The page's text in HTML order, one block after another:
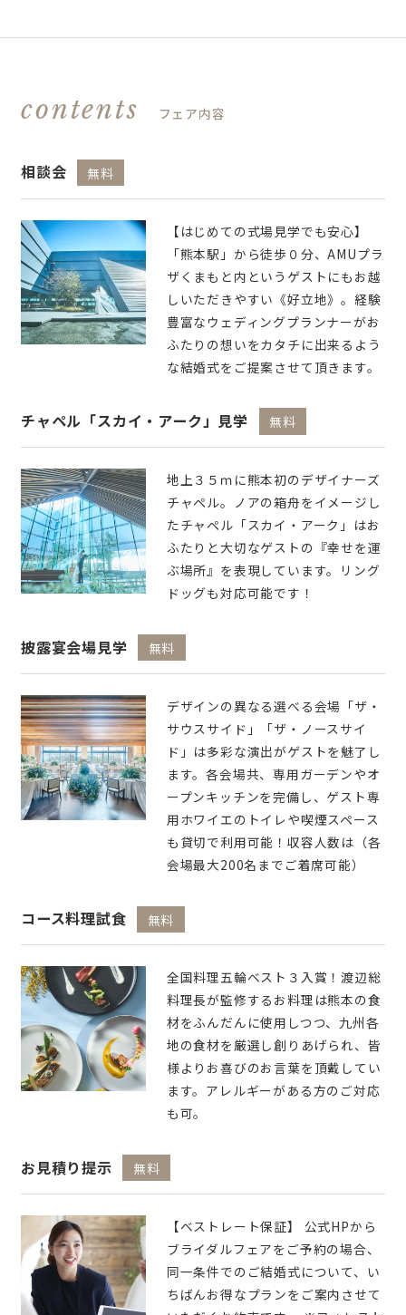
contents フェア内容
相談会 無料
【はじめての式場見学でも安心】
「熊本駅」から徒歩０分、AMUプラ
ザくまもと内というゲストにもお越
しいただきやすい《好立地》。経験
豊富なウェディングプランナーがお
ふたりの想いをカタチに出来るよう
な結婚式をご提案させて頂きます。
チャペル「スカイ・アーク」見学 無料
地上３５ｍに熊本初のデザイナーズ
チャペル。ノアの箱舟をイメージし
たチャペル「スカイ・アーク」はお
ふたりと大切なゲストの『幸せを運
ぶ場所』を表現しています。リング
ドッグも対応可能です！
披露宴会場見学 無料
デザインの異なる選べる会場「ザ・
サウスサイド」「ザ・ノースサイ
ド」は多彩な演出がゲストを魅了し
ます。各会場共、専用ガーデンやオ
ープンキッチンを完備し、ゲスト専
用ホワイエのトイレや喫煙スペース
も貸切で利用可能！収容人数は（各
会場最大200名までご着席可能）
コース料理試食 無料
全国料理五輪ベスト３入賞！渡辺総
料理長が監修するお料理は熊本の食
材をふんだんに使用しつつ、九州各
地の食材を厳選し創りあげられ、皆
様よりお喜びのお言葉を頂戴してい
ます。アレルギーがある方のご対応
も可。
お見積り提示 無料
【ベストレート保証】 公式HPから
ブライダルフェアをご予約の場合、
同一条件でのご結婚式について、い
ちばんお得なプランをご案内させて